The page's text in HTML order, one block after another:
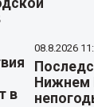
08.8.2026
Нижнем